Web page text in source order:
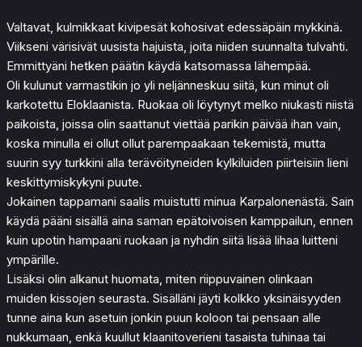
Valtavat, kulmikkaat kivipesät kohosivat edessäpäin mykkinä.
Viikseni värisivät uusista hajuista, joita niiden suunnalta tulvahti.
Emmittyäni hetken päätin käydä katsomassa lähempää.
Oli kulunut varmastikin jo yli neljänneskuu siitä, kun minut oli
karkotettu Eloklaanista. Ruokaa oli löytynyt melko niukasti niistä
paikoista, joissa olin saattanut viettää parikin päivää ihan vain,
koska minulla ei ollut ollut parempaakaan tekemistä, mutta
suurin syy turkkini alla terävöityneiden kylkiluiden piirteisiin lieni
keskittymiskykyni puute.
Jokainen tappamani saalis muistutti minua Karpalonenästä. Sain
käydä pääni sisällä aina saman epätoivoisen kamppailun, ennen
kuin upotin hampaani ruokaan ja nyhdin siitä lisää lihaa luitteni
ympärille.
Lisäksi olin alkanut huomata, miten riippuvainen olinkaan
muiden kissojen seurasta. Sisälläni jäyti kolkko yksinäisyyden
tunne aina kun asetuin jonkin puun koloon tai pensaan alle
nukkumaan, enkä kuullut klaanitoverieni tasaista tuhinaa tai